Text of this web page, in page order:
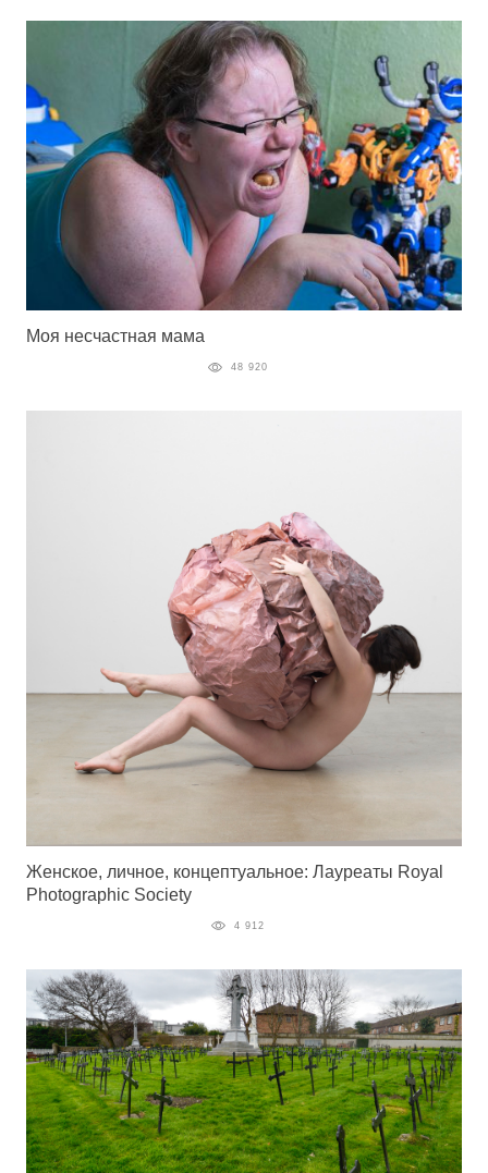
Моя несчастная мама
48 920
Женское, личное, концептуальное: Лауреаты Royal
Photographic Society
4 912